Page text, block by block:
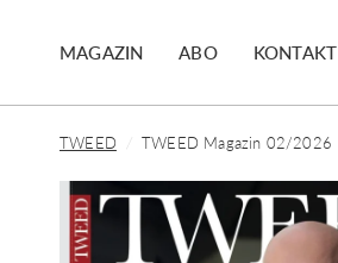
MAGAZIN ABO KONTAKT
TWEED TWEED Magazin 02/2026